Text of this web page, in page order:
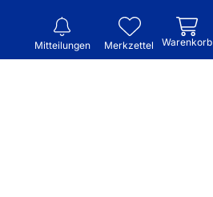
Mitteilungen Merkzettel Warenkorb